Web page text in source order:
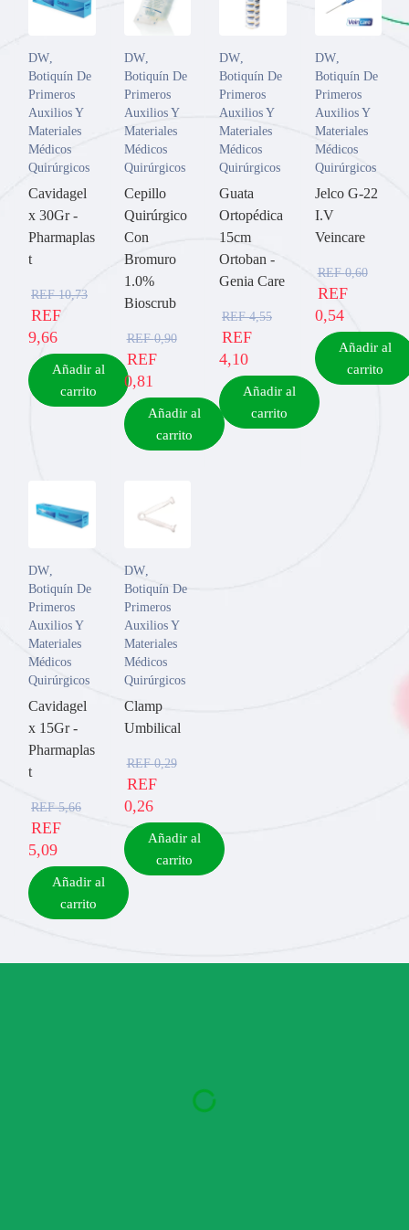
DW,
Botiquín De
Primeros
Auxilios Y
Materiales
Médicos
Quirúrgicos
Cavidagel
x 30Gr -
Pharmaplas
t
REF10,73
REF
9,66
Añadir al
carrito
DW,
Botiquín De
Primeros
Auxilios Y
Materiales
Médicos
Quirúrgicos
Cepillo
Quirúrgico
Con
Bromuro
1.0%
Bioscrub
REF0,90
REF
0,81
Añadir al
carrito
DW,
Botiquín De
Primeros
Auxilios Y
Materiales
Médicos
Quirúrgicos
Guata
Ortopédica
15cm
Ortoban -
Genia Care
REF4,55
REF
4,10
Añadir al
carrito
DW,
Botiquín De
Primeros
Auxilios Y
Materiales
Médicos
Quirúrgicos
Jelco G-22
I.V
Veincare
REF0,60
REF
0,54
Añadir al
carrito
DW
Botiquín De
Primeros
Auxilios Y
Materiales
Médicos
Quirúrgicos
Cavidagel
x 15Gr -
Pharmaplas
t
REF5,66
REF
5,09
Añadir al
carrito
DW,
Botiquín De
Primeros
Auxilios Y
Materiales
Médicos
Quirúrgicos
Clamp
Umbilical
REF0,29
REF
0,26
Añadir al
carrito